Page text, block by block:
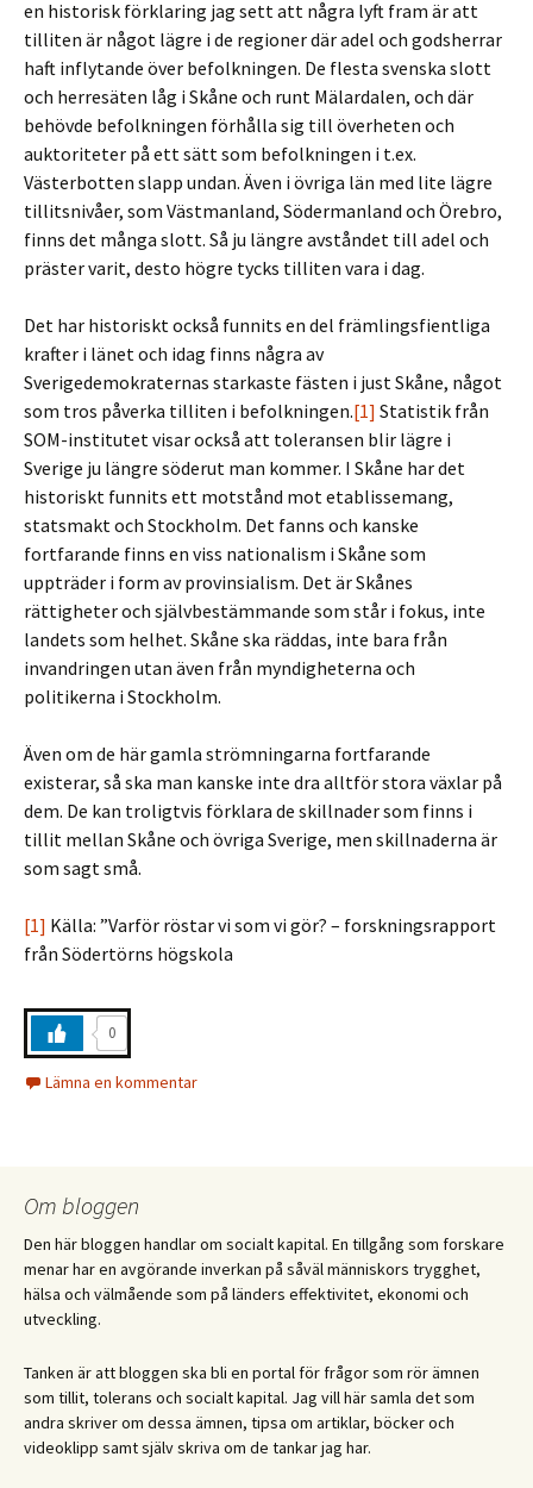
en historisk förklaring jag sett att några lyft fram är att
tilliten är något lägre i de regioner där adel och godsherrar
haft inflytande över befolkningen. De flesta svenska slott
och herresäten låg i Skåne och runt Mälardalen, och där
behövde befolkningen förhålla sig till överheten och
auktoriteter på ett sätt som befolkningen i t.ex.
Västerbotten slapp undan. Även i övriga län med lite lägre
tillitsnivåer, som Västmanland, Södermanland och Örebro,
finns det många slott. Så ju längre avståndet till adel och
präster varit, desto högre tycks tilliten vara i dag.
Det har historiskt också funnits en del främlingsfientliga
krafter i länet och idag finns några av
Sverigedemokraternas starkaste fästen i just Skåne, något
som tros påverka tilliten i befolkningen.[1] Statistik från
SOM-institutet visar också att toleransen blir lägre i
Sverige ju längre söderut man kommer. I Skåne har det
historiskt funnits ett motstånd mot etablissemang,
statsmakt och Stockholm. Det fanns och kanske
fortfarande finns en viss nationalism i Skåne som
uppträder i form av provinsialism. Det är Skånes
rättigheter och självbestämmande som står i fokus, inte
landets som helhet. Skåne ska räddas, inte bara från
invandringen utan även från myndigheterna och
politikerna i Stockholm.
Även om de här gamla strömningarna fortfarande
existerar, så ska man kanske inte dra alltför stora växlar på
dem. De kan troligtvis förklara de skillnader som finns i
tillit mellan Skåne och övriga Sverige, men skillnaderna är
som sagt små.
[1] Källa: ”Varför röstar vi som vi gör? – forskningsrapport
från Södertörns högskola
0
Lämna en kommentar
Om bloggen
Den här bloggen handlar om socialt kapital. En tillgång som forskare
menar har en avgörande inverkan på såväl människors trygghet,
hälsa och välmående som på länders effektivitet, ekonomi och
utveckling.
Tanken är att bloggen ska bli en portal för frågor som rör ämnen
som tillit, tolerans och socialt kapital. Jag vill här samla det som
andra skriver om dessa ämnen, tipsa om artiklar, böcker och
videoklipp samt själv skriva om de tankar jag har.